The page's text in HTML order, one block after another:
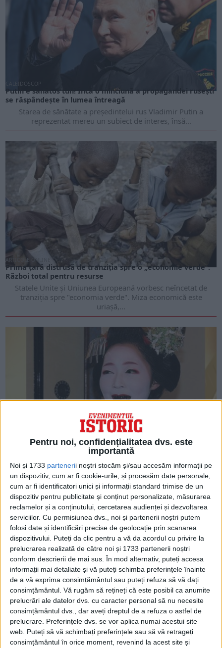
Pentru noi, confidențialitatea dvs. este
importantă
Noi și 1733 partenerii noștri stocăm și/sau accesăm informații pe
un dispozitiv, cum ar fi cookie-urile, și procesăm date personale,
cum ar fi identificatori unici și informații standard trimise de un
dispozitiv pentru publicitate și conținut personalizate, măsurarea
reclamelor și a conținutului, cercetarea audienței și dezvoltarea
serviciilor. Cu permisiunea dvs., noi și partenerii noștri putem
folosi date și identificări precise de geolocație prin scanarea
dispozitivului. Puteți da clic pentru a vă da acordul cu privire la
prelucrarea realizată de către noi și 1733 partenerii noștri
conform descrierii de mai sus. În mod alternativ, puteți accesa
informații mai detaliate și vă puteți schimba preferințele înainte
de a vă exprima consimțământul sau puteți refuza să vă dați
consimțământul. Vă rugăm să rețineți că este posibil ca anumite
prelucrări ale datelor dvs. cu caracter personal să nu necesite
consimțământul dvs., dar aveți dreptul de a refuza o astfel de
prelucrare. Preferințele dvs. se vor aplica numai acestui site
web. Puteți să vă schimbați preferințele sau să vă retrageți
consimțământul în orice moment, revenind la acest site și
CALEIDOSCOP
Putin e sănătos tun! Încă o minciună a propagandei rusești
se răspândește în lumea întreagă
Starea de sănătate a președintelui rus Vladimir Putin a
reprezentat mereu un subiect de interes, însă...
ARTICOLE ONLINE
Prima țară distrusă de tranziția spre o „economie verde”.
Război total pentru resurse
Statele Unite și Uniunea Europeană vorbesc neîncetat de
tranziția spre "economia verde". Miza economică este
uriașă,...
ARTICOLE ONLINE
Înnegrirea dinților: o tradiție bizară a japonezilor
Înnegrirea dinților este un vechi obicei japonez, cunoscut
pentru prima dată sub numele „Ohaguro”, fiind popular...
ARTICOLE ONLINE
În anii 1920, oamenii credeau că apa radioactivă este bună
pentru sănătate. Până le cădea falca
În acea perioadă exista credința că a bea apă contaminată cu